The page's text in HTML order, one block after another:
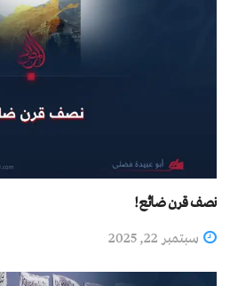
نصف قرن ضائع!
سبتمبر 22, 2025